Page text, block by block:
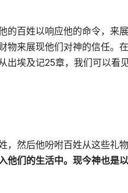
的百姓以响应他的命令，来
物来展现他们对神的信任。
出埃及记25章，我们可以看
然后他吩咐百姓从这些礼
他们的生活中。现今神也是